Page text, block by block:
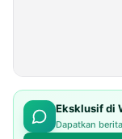
Eksklusif di
Dapatkan